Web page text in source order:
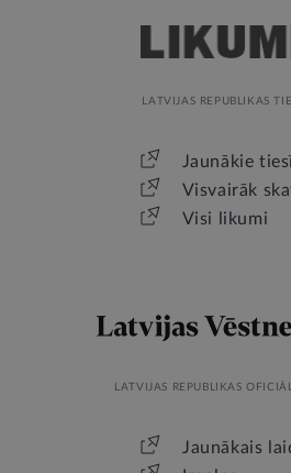
LATVIJAS REPUBLIKAS
Jaunākie
Visvairāk
Visi likumi
LATVIJAS REPUBLIKAS
Jaunākais